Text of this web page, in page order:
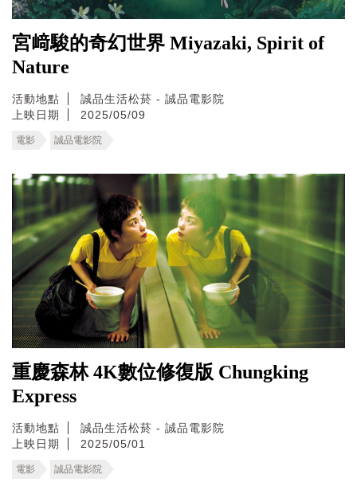
宮﨑駿的奇幻世界 Miyazaki, Spirit of
Nature
活動地點
誠品生活松菸 - 誠品電影院
上映日期
2025/05/09
電影 誠品電影院
重慶森林 4K數位修復版 Chungking
Express
活動地點
誠品生活松菸 - 誠品電影院
上映日期
2025/05/01
電影 誠品電影院